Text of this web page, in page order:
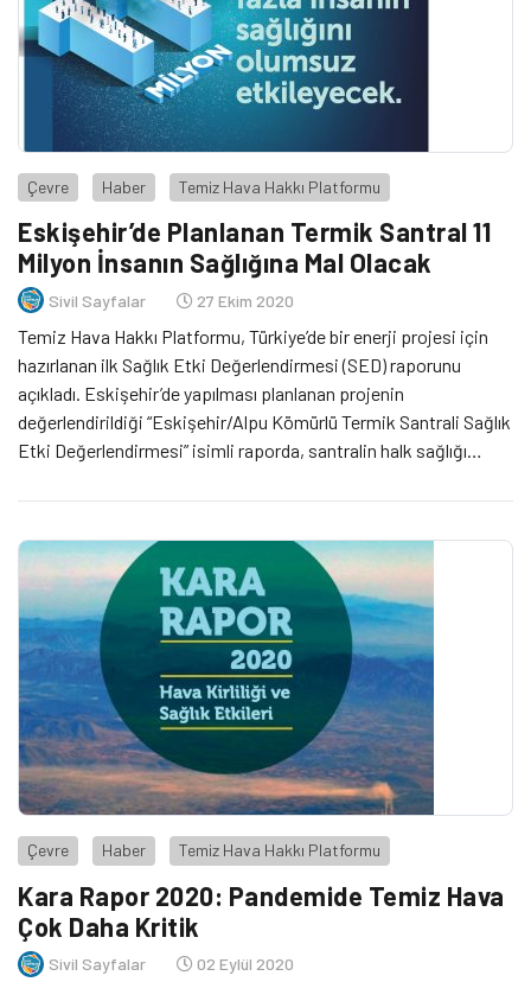
Çevre Haber Temiz Hava Hakkı Platformu
Eskişehir’de Planlanan Termik Santral 11
Milyon İnsanın Sağlığına Mal Olacak
Sivil Sayfalar 27 Ekim 2020
Temiz Hava Hakkı Platformu, Türkiye’de bir enerji projesi için
hazırlanan ilk Sağlık Etki Değerlendirmesi (SED) raporunu
açıkladı. Eskişehir’de yapılması planlanan projenin
değerlendirildiği “Eskişehir/Alpu Kömürlü Termik Santrali Sağlık
Etki Değerlendirmesi” isimli raporda, santralin halk sağlığı
sağlık etkisinin dahil edilmesi için öneriler sunuluyor.
Çevre Haber Temiz Hava Hakkı Platformu
Kara Rapor 2020: Pandemide Temiz Hava
Çok Daha Kritik
Sivil Sayfalar 02 Eylül 2020